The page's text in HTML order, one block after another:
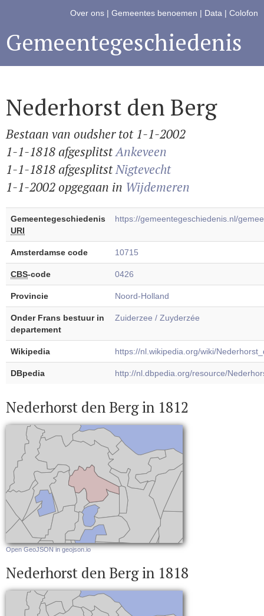
Over ons | Gemeentes benoemen | Data | Colofon
Gemeentegeschiedenis
Nederhorst den Berg
Bestaan van oudsher tot 1-1-2002
1-1-1818 afgesplitstAnkeveen
1-1-1818 afgesplitstNigtevecht
1-1-2002 opgegaan in Wijdemeren
Gemeentegeschiedenis
URI
https://gemeentegeschiedenis.nl/
Amsterdamse code 10715
CBS-code 0426
Provincie Noord-Holland
Onder Frans bestuur in
departement
Zuiderzee / Zuyderzée
Wikipedia https://nl.wikipedia.org/wiki/
DBpedia http://nl.dbpedia.org/resource/
Nederhorst den Berg in 1812
Open GeoJSON in geojson.io
Nederhorst den Berg in 1818